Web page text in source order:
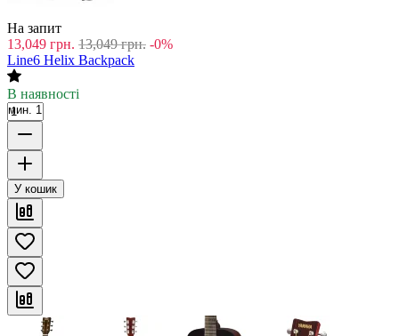
На запит
13,049 грн. 13,049 грн. -0%
Line6 Helix Backpack
В наявності
мин. 1
У кошик